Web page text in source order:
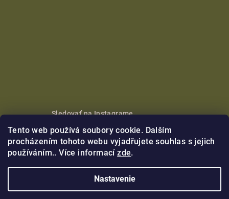
Tento web používá soubory cookie. Dalším
procházením tohoto webu vyjadřujete souhlas s jejich
používáním.. Více informacízde.
Nastavenie
Sledovať na Instagrame
Copyright 2026Nikoleta Maria. Všetky práva vyhradené.